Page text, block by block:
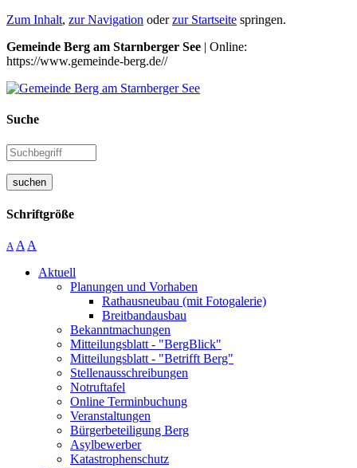
Zum Inhalt, zur Navigation oderzur Startseite springen.
Gemeinde Berg am Starnberger See | Online:
https://www.gemeinde-berg.de//
Suche
suchen
Schriftgröße
A A A
Aktuell
Planungen und Vorhaben
Rathausneubau (mit Fotogalerie)
Breitbandausbau
Bekanntmachungen
Mitteilungsblatt - "BergBlick"
Mitteilungsblatt - "Betrifft Berg"
Stellenausschreibungen
Notruftafel
Online Terminbuchung
Veranstaltungen
Bürgerbeteiligung Berg
Asylbewerber
Katastrophenschutz